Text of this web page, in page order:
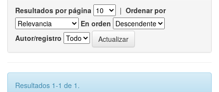
Resultados por página | Ordenar por
En orden
Autor/registro
Resultados 1-1 de 1.